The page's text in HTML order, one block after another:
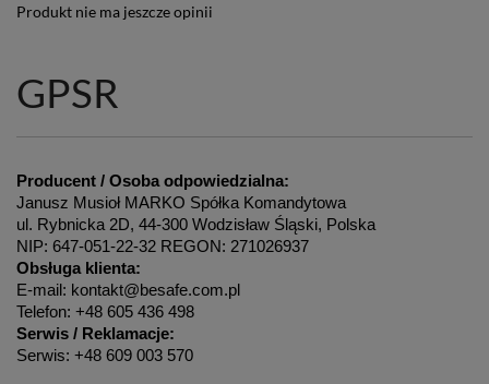
Produkt nie ma jeszcze opinii
GPSR
Producent / Osoba odpowiedzialna:
Janusz Musioł MARKO Spółka Komandytowa
ul. Rybnicka 2D, 44-300 Wodzisław Śląski, Polska
NIP: 647-051-22-32 REGON: 271026937
Obsługa klienta:
E-mail: kontakt@besafe.com.pl
Telefon: +48 605 436 498
Serwis / Reklamacje:
Serwis: +48 609 003 570